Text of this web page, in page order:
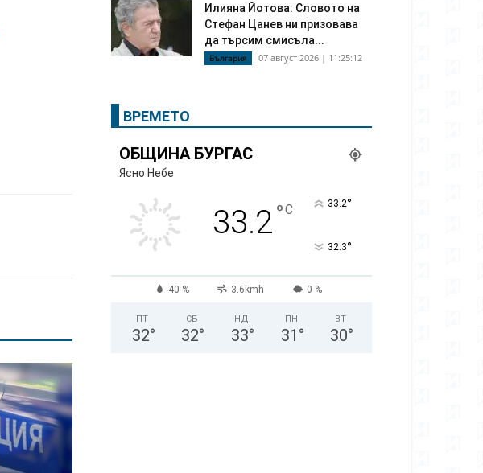
Илияна Йотова: Словото на
Стефан Цанев ни призовава
да търсим смисъла...
България 07 август 2026 | 11:25:12
ВРЕМЕТО
ОБЩИНА БУРГАС
Ясно Небе
33.2°C 33.2°
32.3°
40 % 3.6kmh 0 %
ПТ
32°
СБ
32°
НД
33°
ПН
31 °
ВТ
30°